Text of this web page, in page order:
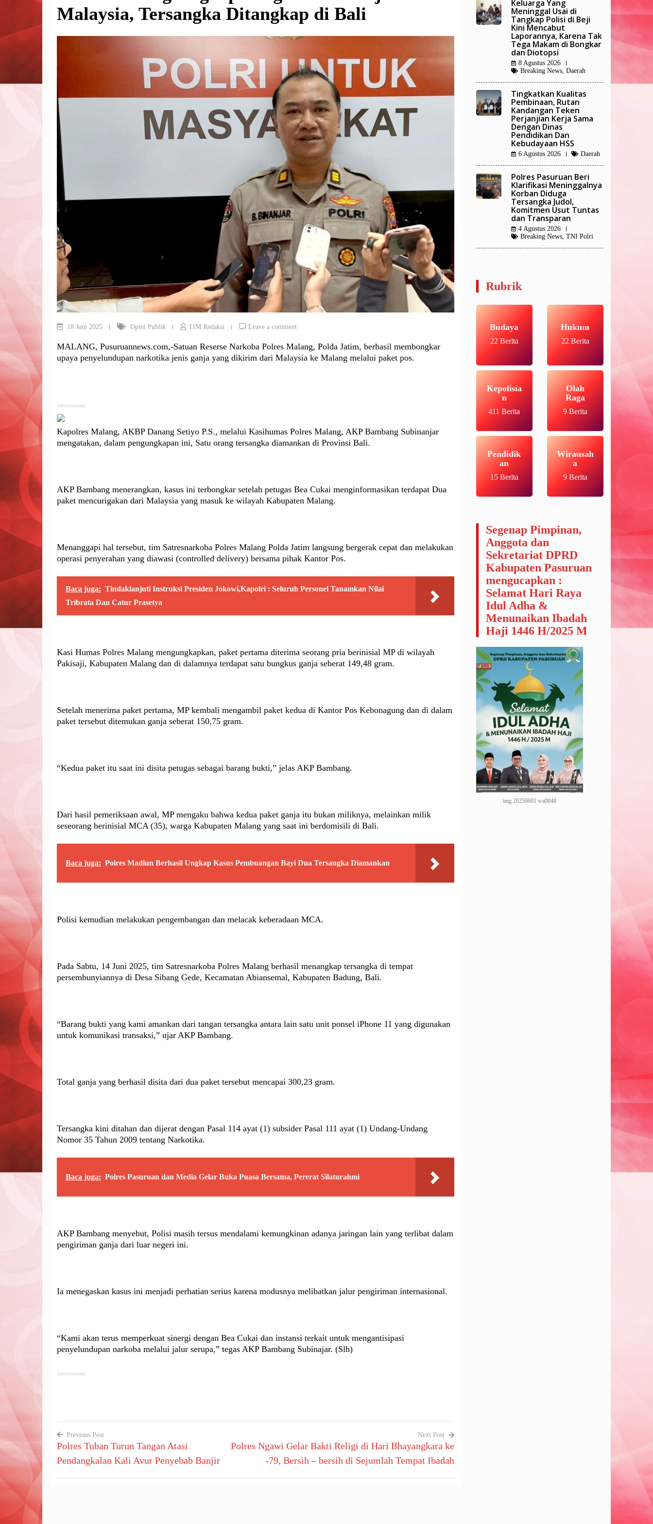
Malaysia, Tersangka Ditangkap di Bali
18 Juni 2025 Opini Publik TIM Redaksi Leave a comment
MALANG, Pusuruannews.com,-Satuan Reserse Narkoba Polres Malang, Polda Jatim, berhasil membongkar
upaya penyelundupan narkotika jenis ganja yang dikirim dari Malaysia ke Malang melalui paket pos.
Advertisement
Kapolres Malang, AKBP Danang Setiyo P.S., melalui Kasihumas Polres Malang, AKP Bambang Subinanjar
mengatakan, dalam pengungkapan ini, Satu orang tersangka diamankan di Provinsi Bali.
AKP Bambang menerangkan, kasus ini terbongkar setelah petugas Bea Cukai menginformasikan terdapat Dua
paket mencurigakan dari Malaysia yang masuk ke wilayah Kabupaten Malang.
Menanggapi hal tersebut, tim Satresnarkoba Polres Malang Polda Jatim langsung bergerak cepat dan melakukan
operasi penyerahan yang diawasi (controlled delivery) bersama pihak Kantor Pos.
Baca juga: Tindaklanjuti Instruksi Presiden Jokowi,Kapolri : Seluruh Personel Tanamkan Nilai
Tribrata Dan Catur Prasetya
Kasi Humas Polres Malang mengungkapkan, paket pertama diterima seorang pria berinisial MP di wilayah
Pakisaji, Kabupaten Malang dan di dalamnya terdapat satu bungkus ganja seberat 149,48 gram.
Setelah menerima paket pertama, MP kembali mengambil paket kedua di Kantor Pos Kebonagung dan di dalam
paket tersebut ditemukan ganja seberat 150,75 gram.
“Kedua paket itu saat ini disita petugas sebagai barang bukti,” jelas AKP Bambang.
Dari hasil pemeriksaan awal, MP mengaku bahwa kedua paket ganja itu bukan miliknya, melainkan milik
seseorang berinisial MCA (35), warga Kabupaten Malang yang saat ini berdomisili di Bali.
Baca juga: Polres Madiun Berhasil Ungkap Kasus Pembuangan Bayi Dua Tersangka Diamankan
Polisi kemudian melakukan pengembangan dan melacak keberadaan MCA.
Pada Sabtu, 14 Juni 2025, tim Satresnarkoba Polres Malang berhasil menangkap tersangka di tempat
persembunyiannya di Desa Sibang Gede, Kecamatan Abiansemal, Kabupaten Badung, Bali.
“Barang bukti yang kami amankan dari tangan tersangka antara lain satu unit ponsel iPhone 11 yang digunakan
untuk komunikasi transaksi,” ujar AKP Bambang.
Total ganja yang berhasil disita dari dua paket tersebut mencapai 300,23 gram.
Tersangka kini ditahan dan dijerat dengan Pasal 114 ayat (1) subsider Pasal 111 ayat (1) Undang-Undang
Nomor 35 Tahun 2009 tentang Narkotika.
Baca juga: Polres Pasuruan dan Media Gelar Buka Puasa Bersama, Pererat Silaturahmi
AKP Bambang menyebut, Polisi masih tersus mendalami kemungkinan adanya jaringan lain yang terlibat dalam
pengiriman ganja dari luar negeri ini.
Ia menegaskan kasus ini menjadi perhatian serius karena modusnya melibatkan jalur pengiriman internasional.
“Kami akan terus memperkuat sinergi dengan Bea Cukai dan instansi terkait untuk mengantisipasi
penyelundupan narkoba melalui jalur serupa,” tegas AKP Bambang Subinajar. (Slh)
Advertisement
Navigasi
pos
Previous Post
Polres Tuban Turun Tangan Atasi
Pendangkalan Kali Avur Penyebab Banjir
Next Post
Polres Ngawi Gelar Bakti Religi di Hari Bhayangkara ke
-79, Bersih – bersih di Sejumlah Tempat Ibadah
Keluarga Yang
Meninggal Usai di
Tangkap Polisi di Beji
Kini Mencabut
Laporannya, Karena Tak
Tega Makam di Bongkar
dan Diotopsi
8 Agustus 2026
Breaking News, Daerah
Tingkatkan Kualitas
Pembinaan, Rutan
Kandangan Teken
Perjanjian Kerja Sama
Dengan Dinas
Pendidikan Dan
Kebudayaan HSS
6 Agustus 2026 Daerah
Polres Pasuruan Beri
Klarifikasi Meninggalnya
Korban Diduga
Tersangka Judol,
Komitmen Usut Tuntas
dan Transparan
4 Agustus 2026
Breaking News, TNI Polri
Rubrik
Budaya
22 Berita
Hukum
22 Berita
Kepolisia
n
411 Berita
Olah
Raga
9 Berita
Pendidik
an
15 Berita
Wirausah
a
9 Berita
Segenap Pimpinan,
Anggota dan
Sekretariat DPRD
Kabupaten Pasuruan
mengucapkan :
Selamat Hari Raya
Idul Adha &
Menunaikan Ibadah
Haji 1446 H/2025 M
img 20250601 wa0048